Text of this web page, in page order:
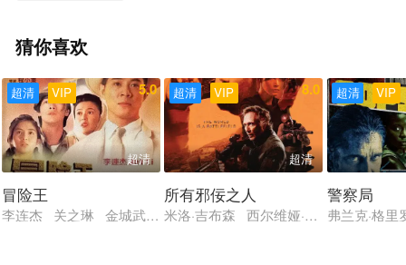
猜你喜欢
VIP
超清 5.0
超清
冒险王
李连杰 关之琳 金城武 杨采妮 罗家英 邹兆龙 周比利 江约
VIP
超清 8.0
超清
所有邪佞之人
米洛·吉布森 西尔维娅·侯克斯 威廉·
VIP
超清
警察局
弗兰克·格